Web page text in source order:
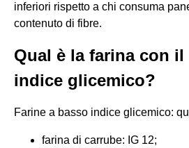
inferiori rispetto a chi consuma
contenuto di fibre.
Qual è la farina con
indice glicemico?
Farine a basso indice glicemico:
farina di carrube: IG 12;